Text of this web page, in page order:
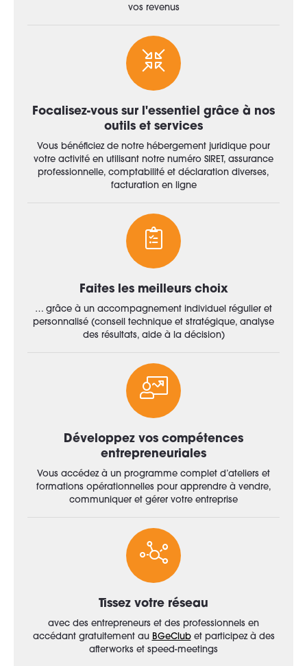
vos revenus
Focalisez-vous sur l'essentiel grâce à nos
outils et services
Vous bénéficiez de notre hébergement juridique pour
votre activité en utilisant notre numéro SIRET, assurance
professionnelle, comptabilité et déclaration diverses,
facturation en ligne
Faites les meilleurs choix
… grâce à un accompagnement individuel régulier et
personnalisé (conseil technique et stratégique, analyse
des résultats, aide à la décision)
Développez vos compétences
entrepreneuriales
Vous accédez à un programme complet d’ateliers et
formations opérationnelles pour apprendre à vendre,
communiquer et gérer votre entreprise
Tissez votre réseau
avec des entrepreneurs et des professionnels en
accédant gratuitement au BGeClubet participez à des
afterworks et speed-meetings